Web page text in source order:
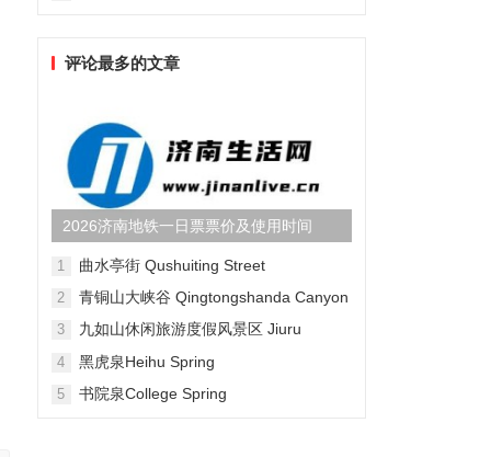
评论最多的文章
2026济南地铁一日票票价及使用时间
1 曲水亭街 Qushuiting Street
2 青铜山大峡谷 Qingtongshanda Canyon
3
九如山休闲旅游度假风景区 Jiuru
4 黑虎泉Heihu Spring
5 书院泉College Spring